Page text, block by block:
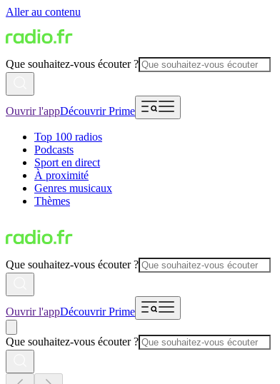
Aller au contenu
Que souhaitez-vous écouter ?
Ouvrir l'appDécouvrir Prime
Top 100 radios
Podcasts
Sport en direct
À proximité
Genres musicaux
Thèmes
Que souhaitez-vous écouter ?
Ouvrir l'appDécouvrir Prime
Que souhaitez-vous écouter ?